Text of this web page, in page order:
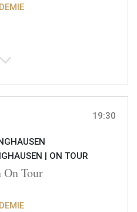
19:30
| ON TOUR
On Tour